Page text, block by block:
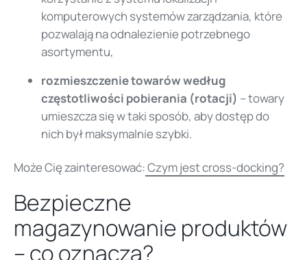
komputerowych systemów zarządzania, które
pozwalają na odnalezienie potrzebnego
asortymentu,
rozmieszczenie towarów według
częstotliwości pobierania (rotacji) – towary
umieszcza się w taki sposób, aby dostęp do
nich był maksymalnie szybki.
Może Cię zainteresować:Czym jest cross-docking?
Bezpieczne
magazynowanie produktów
– co oznacza?